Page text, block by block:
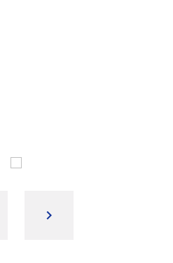
keyboard_arrow_right